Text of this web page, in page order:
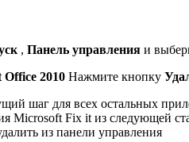
, Панель управления и
2010 Нажмите кнопку
шаг для всех остальных
Microsoft Fix it из следующей
из панели управления